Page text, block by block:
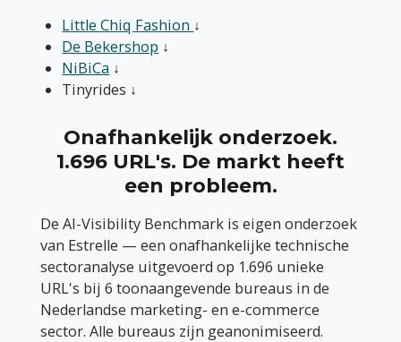
Little Chiq Fashion ↓
De Bekershop ↓
NiBiCa ↓
Tinyrides ↓
Onafhankelijk onderzoek.
1.696 URL's. De markt heeft
een probleem.
De AI-Visibility Benchmark is eigen onderzoek
van Estrelle — een onafhankelijke technische
sectoranalyse uitgevoerd op 1.696 unieke
URL's bij 6 toonaangevende bureaus in de
Nederlandse marketing- en e-commerce
sector. Alle bureaus zijn geanonimiseerd.